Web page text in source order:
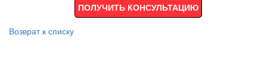
ПОЛУЧИТЬ КОНСУЛЬТАЦИЮ
Возврат к списку